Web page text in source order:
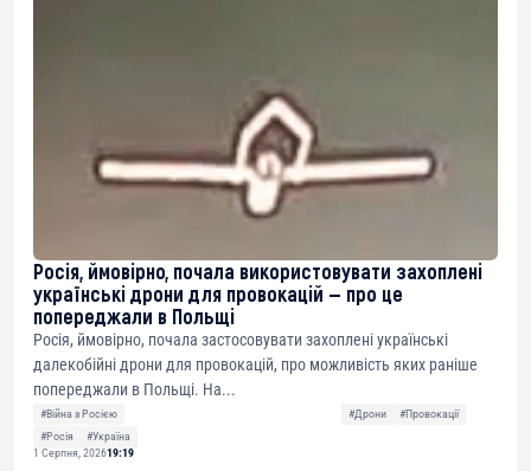
Росія, ймовірно, почала використовувати захоплені
українські дрони для провокацій — про це
попереджали в Польщі
Росія, ймовірно, почала застосовувати захоплені українські
далекобійні дрони для провокацій, про можливість яких раніше
попереджали в Польщі. На...
#Війна з Росією #Дрони
#Провокації
#Росія
#Україна
1 Серпня, 202619:19